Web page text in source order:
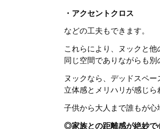
・アクセントクロス
などの工夫もできます。
これらにより、ヌックと他
同じ空間でありながらも別
ヌックなら、デッドスペ
立体感とメリハリが感じら
子供から大人まで誰もが心
◎家族との距離感が絶妙で